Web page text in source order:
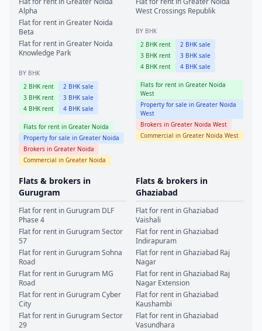
Alpha
Flat for rent inGreater Noida
Beta
Flat for rent inGreater Noida
Knowledge Park
BY BHK
2 BHK rent 2 BHK sale
3 BHK rent 3 BHK sale
4 BHK rent 4 BHK sale
Flats for rent in Greater Noida
Property for sale in Greater Noida
Brokers in Greater Noida
Commercial in Greater Noida
WestCrossings Republik
BY BHK
2 BHK rent 2 BHK sale
3 BHK rent 3 BHK sale
4 BHK rent 4 BHK sale
Flats for rent in Greater Noida
West
Property for sale in Greater Noida
West
Brokers in Greater Noida West
Commercial in Greater Noida West
Flats & brokers in
Gurugram
Flat for rent inGurugram DLF
Phase 4
Flat for rent inGurugramSector
57
Flat for rent inGurugramSohna
Road
Flat for rent inGurugram MG
Road
Flat for rent inGurugramCyber
City
Flat for rent inGurugramSector
29
Flats & brokers in
Ghaziabad
Flat for rent inGhaziabad
Vaishali
Flat for rent inGhaziabad
Indirapuram
Flat for rent inGhaziabad Raj
Nagar
Flat for rent inGhaziabad Raj
Nagar Extension
Flat for rent inGhaziabad
Kaushambi
Flat for rent inGhaziabad
Vasundhara